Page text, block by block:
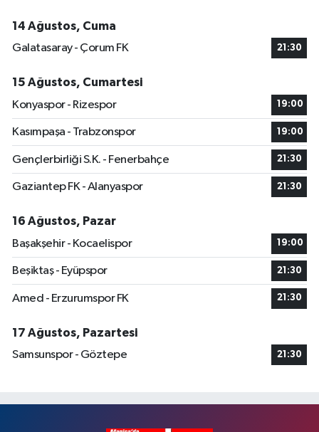
14 Ağustos, Cuma
Galatasaray - Çorum FK
21:30
15 Ağustos, Cumartesi
Konyaspor - Rizespor
19:00
Kasımpaşa - Trabzonspor 19:00
Gençlerbirliği S.K. - Fenerbahçe 21:30
Gaziantep FK - Alanyaspor 21:30
16 Ağustos, Pazar
Başakşehir - Kocaelispor
19:00
Beşiktaş - Eyüpspor 21:30
Amed - Erzurumspor FK 21:30
17 Ağustos, Pazartesi
Samsunspor - Göztepe
21:30